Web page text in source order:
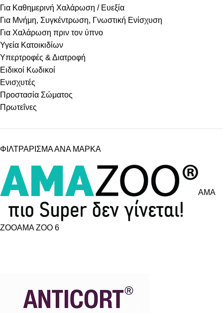
Για Καθημερινή Χαλάρωση / Ευεξία
Για Μνήμη, Συγκέντρωση, Γνωστική Ενίσχυση
Για Χαλάρωση πριν τον ύπνο
Υγεία Κατοικιδίων
Υπερτροφές & Διατροφή
Ειδικοί Κωδικοί
Ενισχυτές
Προστασία Σώματος
Πρωτεΐνες
ΦΙΛΤΡΑΡΙΣΜΑ ΑΝΑ ΜΑΡΚΑ
AMA
ZOOAMA ZOO 6